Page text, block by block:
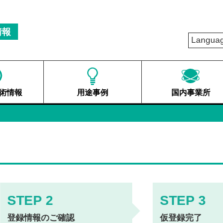
情報 用途事例 国内事業所
登録情報のご確認 仮登録完了